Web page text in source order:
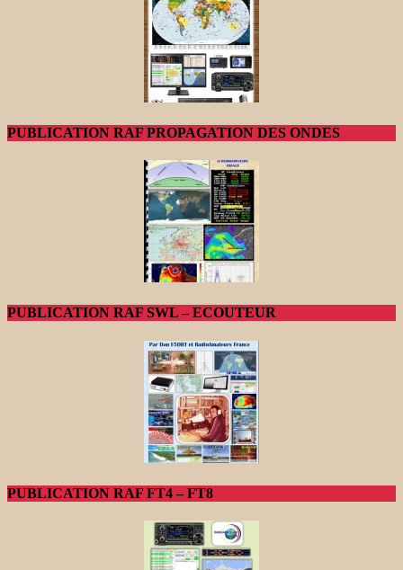
PUBLICATION RAF PROPAGATION DES ONDES
PUBLICATION RAF SWL – ECOUTEUR
PUBLICATION RAF FT4 – FT8